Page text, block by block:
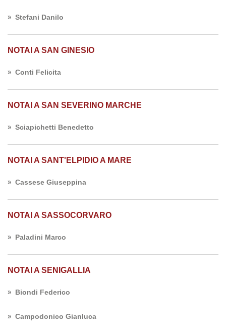
Stefani Danilo
NOTAI A SAN GINESIO
Conti Felicita
NOTAI A SAN SEVERINO MARCHE
Sciapichetti Benedetto
NOTAI A SANT'ELPIDIO A MARE
Cassese Giuseppina
NOTAI A SASSOCORVARO
Paladini Marco
NOTAI A SENIGALLIA
Biondi Federico
Campodonico Gianluca